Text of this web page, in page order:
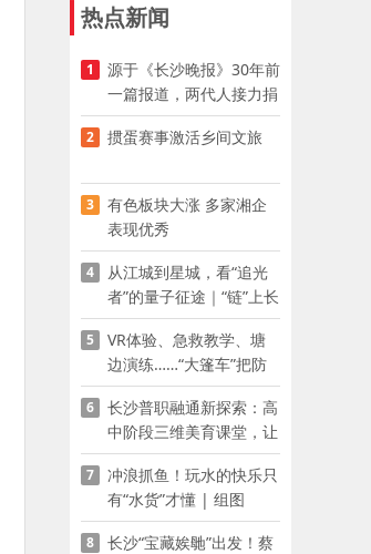
热点新闻
1
源于《长沙晚报》30年前
一篇报道，两代人接力捐
资助学
2 掼蛋赛事激活乡间文旅
3
有色板块大涨 多家湘企
表现优秀
4
从江城到星城，看“追光
者”的量子征途｜“链”上长
沙 “才”够硬核
5
VR体验、急救教学、塘
边演练……“大篷车”把防
溺水课堂搬到乡村青少年
家门口
6
长沙普职融通新探索：高
中阶段三维美育课堂，让
少年向美而生
7
冲浪抓鱼！玩水的快乐只
有“水货”才懂 | 组图
8
长沙“宝藏娭毑”出发！蔡